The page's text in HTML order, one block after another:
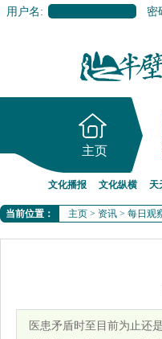
用户名: 密
主页
文化播报 文化纵横 天
当前位置： 主页 > 资讯 > 每日观
医患矛盾时至目前为止还